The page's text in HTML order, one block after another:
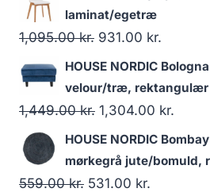
laminat/egetræ
1,095.00kr. 931.00 kr.
HOUSE NORDIC
velour/træ, rektangulær
1,449.00kr. 1,304.00 kr.
HOUSE NORDIC
mørkegrå jute/bomuld,
559.00kr. 531.00 kr.